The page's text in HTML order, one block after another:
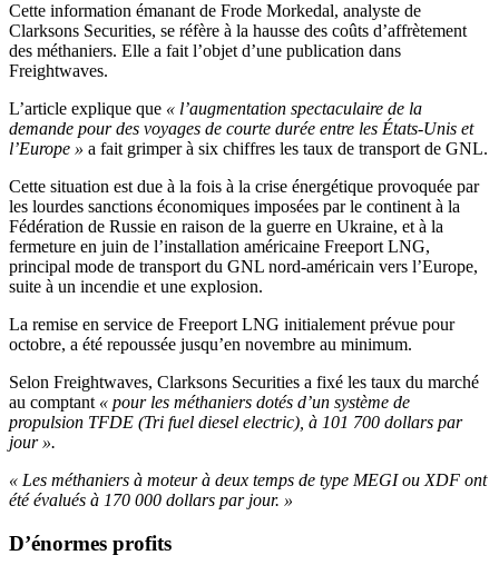
Cette information émanant de Frode Morkedal, analyste de
Clarksons Securities, se réfère à la hausse des coûts d’affrètement
des méthaniers. Elle a fait l’objet d’une publication dans
Freightwaves.
L’article explique que « l’augmentation spectaculaire de la
demande pour des voyages de courte durée entre les États-Unis et
l’Europe » a fait grimper à six chiffres les taux de transport de GNL.
Cette situation est due à la fois à la crise énergétique provoquée par
les lourdes sanctions économiques imposées par le continent à la
Fédération de Russie en raison de la guerre en Ukraine, et à la
fermeture en juin de l’installation américaine Freeport LNG,
principal mode de transport du GNL nord-américain vers l’Europe,
suite à un incendie et une explosion.
La remise en service de Freeport LNG initialement prévue pour
octobre, a été repoussée jusqu’en novembre au minimum.
Selon Freightwaves, Clarksons Securities a fixé les taux du marché
au comptant « pour les méthaniers dotés d’un système de
propulsion TFDE (Tri fuel diesel electric), à 101 700 dollars par
jour ».
« Les méthaniers à moteur à deux temps de type MEGI ou XDF ont
été évalués à 170 000 dollars par jour. »
D’énormes profits